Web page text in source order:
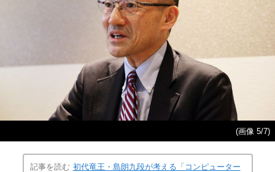
(画像 5/7)
記事を読む 初代竜王・島朗九段が考える「コンピューター